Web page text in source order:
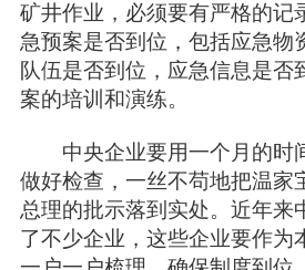
矿井作业，必须要有严格的记
急预案是否到位，包括应急物
队伍是否到位，应急信息是否
案的培训和演练。
中央企业要用一个月的时
做好检查，一丝不苟地把温家
总理的批示落到实处。近年来
了不少企业，这些企业要作为